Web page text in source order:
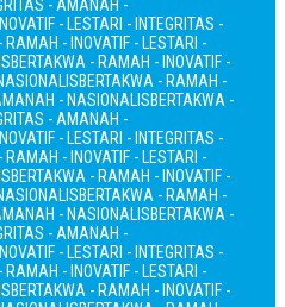
- AMANAH -
- LESTARI - INTEGRITAS -
RAMAH - INOVATIF - LESTARI -
BERTAKWA - RAMAH - INOVATIF -
BERTAKWA - RAMAH -
- NASIONALISBERTAKWA -
- AMANAH -
- LESTARI - INTEGRITAS -
RAMAH - INOVATIF - LESTARI -
BERTAKWA - RAMAH - INOVATIF -
BERTAKWA - RAMAH -
- NASIONALISBERTAKWA -
- AMANAH -
- LESTARI - INTEGRITAS -
RAMAH - INOVATIF - LESTARI -
BERTAKWA - RAMAH - INOVATIF -